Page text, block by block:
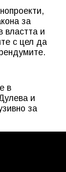
за
властта и
с цел да
в
и
за